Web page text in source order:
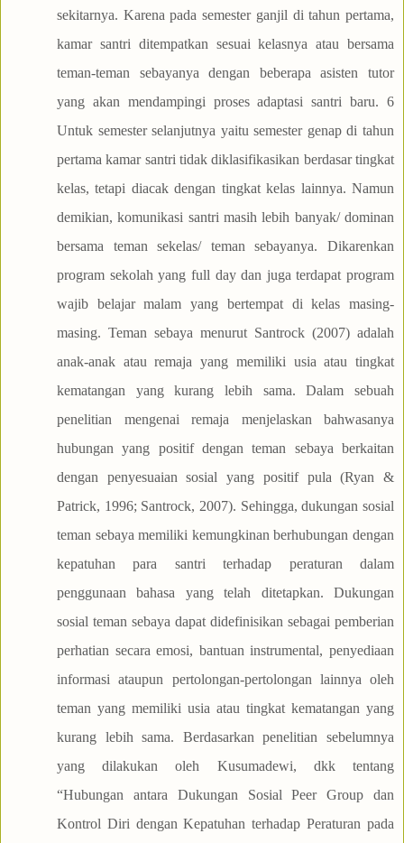
sekitarnya. Karena pada semester ganjil di tahun pertama,
kamar santri ditempatkan sesuai kelasnya atau bersama
teman-teman sebayanya dengan beberapa asisten tutor
yang akan mendampingi proses adaptasi santri baru. 6
Untuk semester selanjutnya yaitu semester genap di tahun
pertama kamar santri tidak diklasifikasikan berdasar tingkat
kelas, tetapi diacak dengan tingkat kelas lainnya. Namun
demikian, komunikasi santri masih lebih banyak/ dominan
bersama teman sekelas/ teman sebayanya. Dikarenkan
program sekolah yang full day dan juga terdapat program
wajib belajar malam yang bertempat di kelas masing-
masing. Teman sebaya menurut Santrock (2007) adalah
anak-anak atau remaja yang memiliki usia atau tingkat
kematangan yang kurang lebih sama. Dalam sebuah
penelitian mengenai remaja menjelaskan bahwasanya
hubungan yang positif dengan teman sebaya berkaitan
dengan penyesuaian sosial yang positif pula (Ryan &
Patrick, 1996; Santrock, 2007). Sehingga, dukungan sosial
teman sebaya memiliki kemungkinan berhubungan dengan
kepatuhan para santri terhadap peraturan dalam
penggunaan bahasa yang telah ditetapkan. Dukungan
sosial teman sebaya dapat didefinisikan sebagai pemberian
perhatian secara emosi, bantuan instrumental, penyediaan
informasi ataupun pertolongan-pertolongan lainnya oleh
teman yang memiliki usia atau tingkat kematangan yang
kurang lebih sama. Berdasarkan penelitian sebelumnya
yang dilakukan oleh Kusumadewi, dkk tentang
“Hubungan antara Dukungan Sosial Peer Group dan
Kontrol Diri dengan Kepatuhan terhadap Peraturan pada